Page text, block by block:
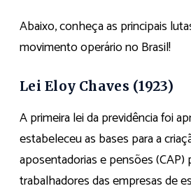
Abaixo, conheça as principais
movimento operário no Brasil!
Lei Eloy Chaves (1923)
A primeira lei da previdência foi
estabeleceu as bases para a
aposentadorias e pensões (CAP)
trabalhadores das empresas de